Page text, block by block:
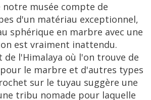
notre musée compte de
d'un matériau exceptionnel,
sphérique en marbre avec une
est vraiment inattendu.
de l'Himalaya où l'on trouve de
pour le marbre et d'autres types
sur le tuyau suggère une
tribu nomade pour laquelle